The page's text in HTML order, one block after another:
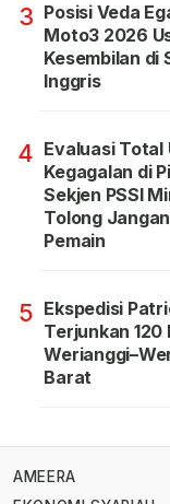
3 Posisi Veda
Moto3 2026
Kesembilan di
Inggris
4 Evaluasi Total
Kegagalan di
Sekjen PSSI
Tolong
Pemain
5 Ekspedisi
Terjunkan 120
Barat
AMEERA